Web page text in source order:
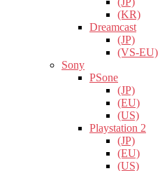
(KR)
Dreamcast
(JP)
(VS-EU)
Sony
PSone
(JP)
(EU)
(US)
Playstation 2
(JP)
(EU)
(US)